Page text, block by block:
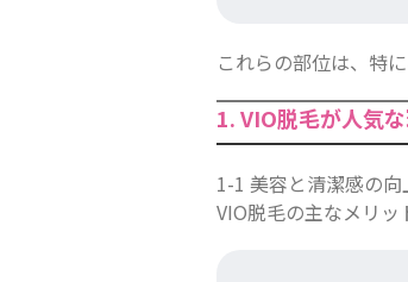
これらの部位は、特
1. VIO脱毛が人気
1-1 美容と清潔感の向
VIO脱毛の主なメリッ